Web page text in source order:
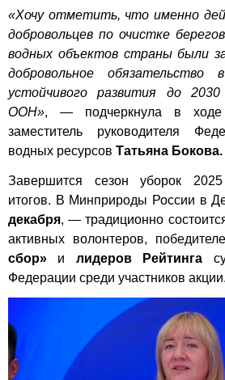
«Хочу отметить, что именно
добровольцев по очистке
водных объектов страны были
добровольное обязательство
устойчивого развития до
ООН», — подчеркнула в ходе
заместитель руководителя
водных ресурсов Татьяна Бокова.
Завершится сезон уборок
итогов. В Минприроды России в
декабря, — традиционно
активных волонтеров,
сбор» и лидеров Рейтинга
Федерации среди участников акции.